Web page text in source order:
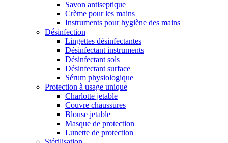
Savon antiseptique
Crème pour les mains
Instruments pour hygiène des mains
Désinfection
Lingettes désinfectantes
Désinfectant instruments
Désinfectant sols
Désinfectant surface
Sérum physiologique
Protection à usage unique
Charlotte jetable
Couvre chaussures
Blouse jetable
Masque de protection
Lunette de protection